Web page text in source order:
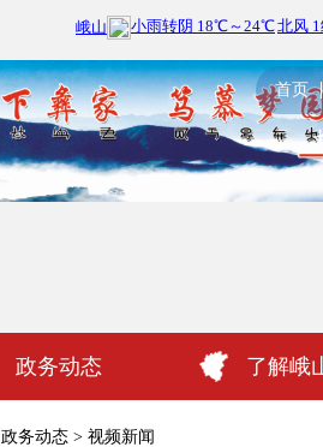
首页
政务动态 了解峨
政务动态 > 视频新闻